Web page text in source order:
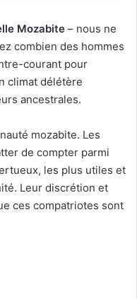
Mozabite – nous ne
combien des hommes
courant pour
climat délétère
ancestrales.
mozabite. Les
de compter parmi
les plus utiles et
Leur discrétion et
ces compatriotes sont